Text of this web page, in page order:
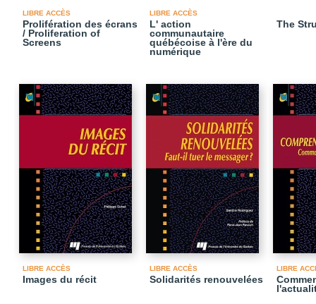
LIBRE ACCÈS
Prolifération des écrans
/ Proliferation of
Screens
LIBRE ACCÈS
L' action
communautaire
québécoise à l'ère du
numérique
The
LIBRE ACCÈS
Images du récit
LIBRE ACCÈS
Solidarités renouvelées
LIBRE